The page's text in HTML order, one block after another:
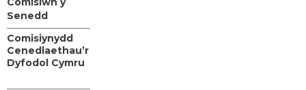
Senedd
Comisiynydd
Cenedlaethau’r
Dyfodol Cymru